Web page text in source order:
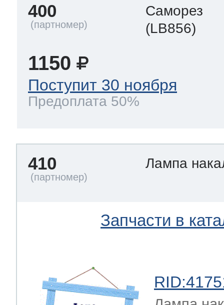
400
Саморез
(LB856)
1150
Поступит 30 ноября
Предоплата 50%
410 Лампа
Запчасти в